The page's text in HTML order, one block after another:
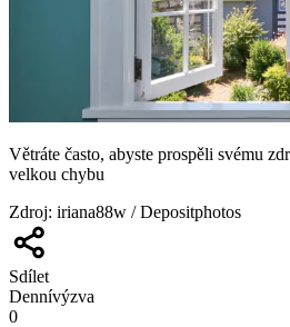
Větráte často, abyste prospěli svému
velkou chybu
Zdroj: iriana88w / Depositphotos
Sdílet
Dennívýzva
0